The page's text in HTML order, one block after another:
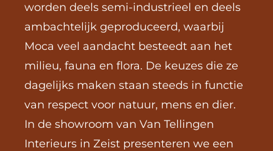
worden deels semi-industrieel en deels
ambachtelijk geproduceerd, waarbij
Moca veel aandacht besteedt aan het
milieu, fauna en flora. De keuzes die ze
dagelijks maken staan steeds in functie
van respect voor natuur, mens en dier.
In de showroom van Van Tellingen
Interieurs in Zeist presenteren we een